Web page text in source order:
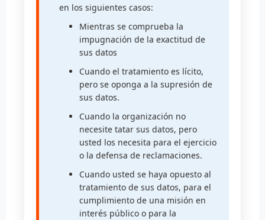
en los siguientes casos:
Mientras se comprueba la
impugnación de la exactitud de
sus datos
Cuando el tratamiento es lícito,
pero se oponga a la supresión de
sus datos.
Cuando la organización no
necesite tatar sus datos, pero
usted los necesita para el ejercicio
o la defensa de reclamaciones.
Cuando usted se haya opuesto al
tratamiento de sus datos, para el
cumplimiento de una misión en
interés público o para la